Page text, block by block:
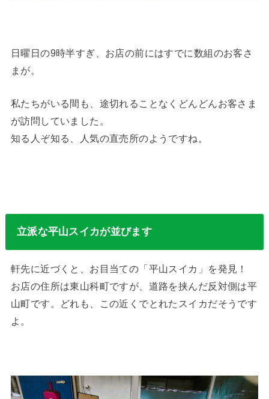
日曜日の9時半すぎ、お店の前にはすでに数組のお客さ
まが。
私たちがいる間も、途切れることなくどんどんお客さま
が訪問していました。
知る人ぞ知る、人気の直売所のようですね。
立派な平山スイカが並びます
軒先に近づくと、お目当ての「平山スイカ」を発見！
お店の住所は東山科町ですが、道路を挟んだ反対側は平
山町です。どれも、この近くでとれたスイカだそうです
よ。